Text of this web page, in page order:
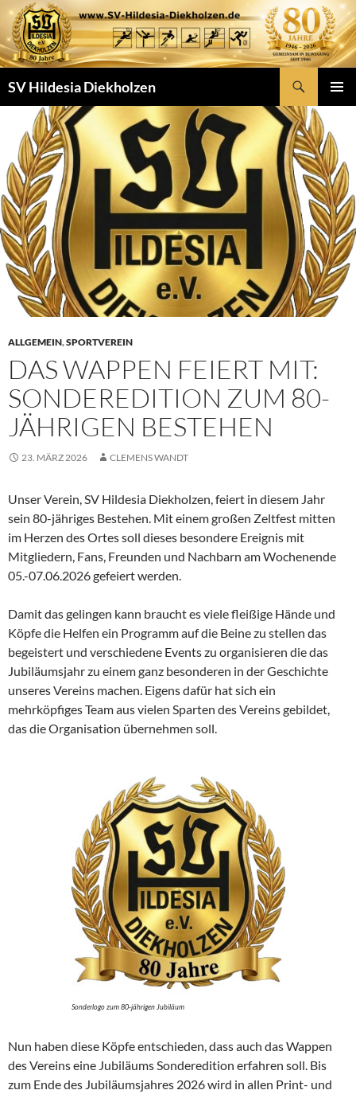
Zum
Inhalt
springen
SV Hildesia Diekholzen
MENÜ
ALLGEMEIN,SPORTVEREIN
DAS WAPPEN FEIERT MIT:
SONDEREDITION ZUM 80-
JÄHRIGEN BESTEHEN
23. MÄRZ 2026 CLEMENS WANDT
Unser Verein, SV Hildesia Diekholzen, feiert in diesem Jahr
sein 80-jähriges Bestehen. Mit einem großen Zeltfest mitten
im Herzen des Ortes soll dieses besondere Ereignis mit
Mitgliedern, Fans, Freunden und Nachbarn am Wochenende
05.-07.06.2026 gefeiert werden.
Damit das gelingen kann braucht es viele fleißige Hände und
Köpfe die Helfen ein Programm auf die Beine zu stellen das
begeistert und verschiedene Events zu organisieren die das
Jubiläumsjahr zu einem ganz besonderen in der Geschichte
unseres Vereins machen. Eigens dafür hat sich ein
mehrköpfiges Team aus vielen Sparten des Vereins gebildet,
das die Organisation übernehmen soll.
Sonderlogo zum 80-jährigen Jubiläum
Nun haben diese Köpfe entschieden, dass auch das Wappen
des Vereins eine Jubiläums Sonderedition erfahren soll. Bis
zum Ende des Jubiläumsjahres 2026 wird in allen Print- und